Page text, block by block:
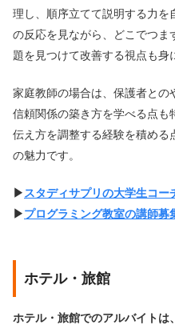
理し、順序立てて説明する力を
の反応を見ながら、どこでつま
題を見つけて改善する視点も身
家庭教師の場合は、保護者と
信頼関係の築き方を学べる点も
伝え方を調整する経験を積める
の魅力です。
▶︎ スタディサプリの大学生コー
▶︎プログラミング教室の講師
ホテル・旅館
ホテル・旅館でのアルバイトは、